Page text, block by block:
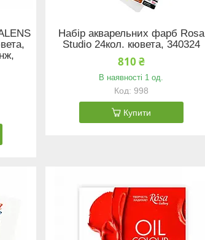
Набір акварельних фарб Rosa
Studio 24кол. кювета, 340324
810 ₴
В наявності 1 од.
998
Купити